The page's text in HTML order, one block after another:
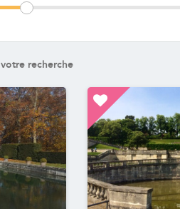
HOTEL
SERVICES
VOTRE SÉJOUR
DETENTE & BIEN-ÊTRE
PISCINE COUVERTE